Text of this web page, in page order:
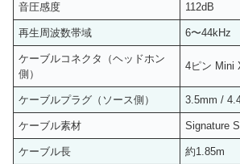
音圧感度 112dB
再生周波数帯域 6〜44kHz
ケーブルコネクタ（ヘッドホン
側）
4ピン Mini
ケーブルプラグ（ソース側） 3.5mm /
ケーブル素材 Signature
ケーブル長 約1.85m